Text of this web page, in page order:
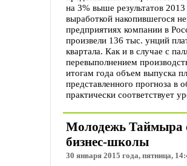
на 3% выше результатов
выработкой накопившегося
предприятиях компании в
произвели 136 тыс. унций
квартала. Как и в случае с
перевыполнением
итогам года объем выпуска
представленного прогноза в
практически соответствует
Молодежь Таймыра
бизнес-школы
30 января 2015 года, пятница,